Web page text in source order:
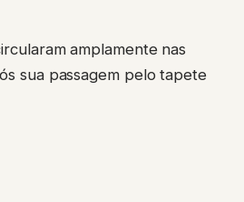
amplamente nas
sua passagem pelo tapete